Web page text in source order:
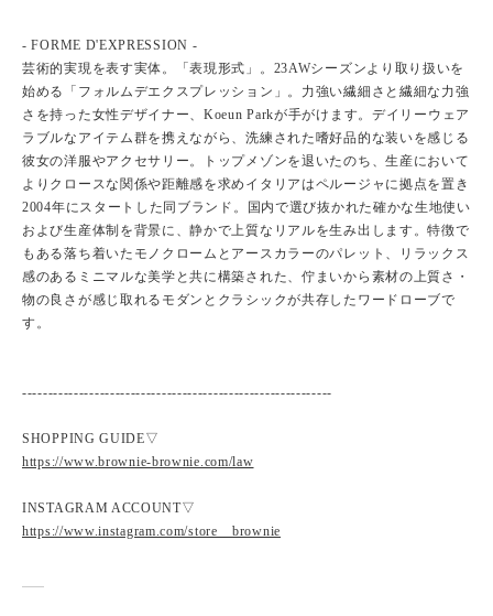
- FORME D'EXPRESSION -
芸術的実現を表す実体。「表現形式」。23AWシーズンより取り扱いを
始める「フォルムデエクスプレッション」。力強い繊細さと繊細な力強
さを持った女性デザイナー、Koeun Parkが手がけます。デイリーウェア
ラブルなアイテム群を携えながら、洗練された嗜好品的な装いを感じる
彼女の洋服やアクセサリー。トップメゾンを退いたのち、生産において
よりクロースな関係や距離感を求めイタリアはペルージャに拠点を置き
2004年にスタートした同ブランド。国内で選び抜かれた確かな生地使い
および生産体制を背景に、静かで上質なリアルを生み出します。特徴で
もある落ち着いたモノクロームとアースカラーのパレット、リラックス
感のあるミニマルな美学と共に構築された、佇まいから素材の上質さ・
物の良さが感じ取れるモダンとクラシックが共存したワードローブで
す。
------------------------------------------------------------
SHOPPING GUIDE▽
https://www.brownie-brownie.com/law
INSTAGRAM ACCOUNT▽
https://www.instagram.com/store__brownie